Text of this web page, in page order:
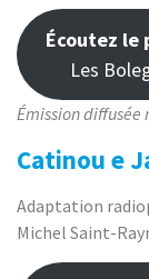
Écoutez le
Les
Émission
Catinou e
Adaptation
Michel Saint-